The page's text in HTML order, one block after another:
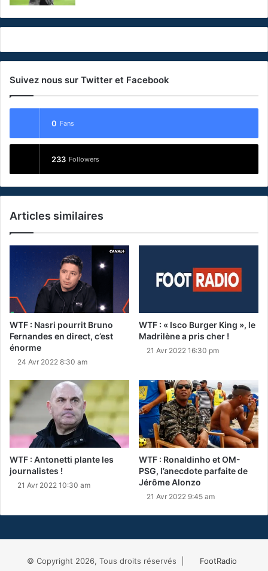
Suivez nous sur Twitter et Facebook
0 Fans
233 Followers
Articles similaires
WTF : Nasri pourrit Bruno
Fernandes en direct, c’est
énorme
24 Avr 2022 8:30 am
WTF : « Isco Burger King », le
Madrilène a pris cher !
21 Avr 2022 16:30 pm
WTF : Antonetti plante les
journalistes !
21 Avr 2022 10:30 am
WTF : Ronaldinho et OM-
PSG, l’anecdote parfaite de
Jérôme Alonzo
21 Avr 2022 9:45 am
© Copyright 2026, Tous droits réservés | FootRadio